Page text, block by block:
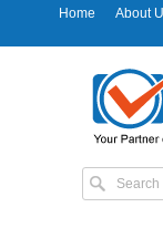
Home About